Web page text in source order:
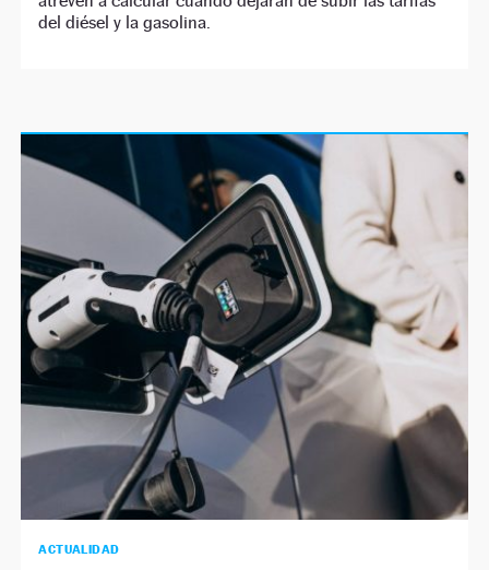
del diésel y la gasolina.
ACTUALIDAD